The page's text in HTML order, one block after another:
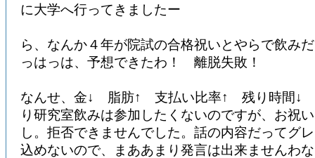
に大学へ行ってきましたー
ら、なんか４年が院試の合格祝いとやらで飲み
っはっは、予想できたわ！ 離脱失敗！
なんせ、金↓ 脂肪↑ 支払い比率↑ 残り時間↓
り研究室飲みは参加したくないのですが、お祝
し。拒否できませんでした。話の内容だってグ
込めないので、まああまり発言は出来ませんわ